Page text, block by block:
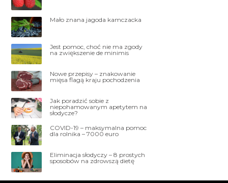
Mało znana jagoda kamczacka
Jest pomoc, choć nie ma zgody
na zwiększenie de minimis
Nowe przepisy – znakowanie
mięsa flagą kraju pochodzenia
Jak poradzić sobie z
niepohamowanym apetytem na
słodycze?
COVID-19 – maksymalna pomoc
dla rolnika – 7000 euro
Eliminacja słodyczy – 8 prostych
sposobów na zdrowszą dietę